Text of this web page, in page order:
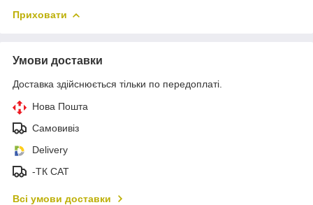
Приховати
Умови доставки
Доставка здійснюється тільки по передоплаті.
Нова Пошта
Самовивіз
Delivery
-ТК САТ
Всі умови доставки